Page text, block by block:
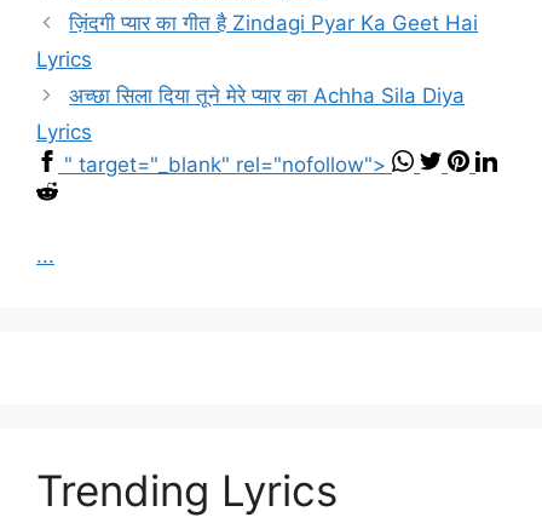
ज़िंदगी प्यार का गीत है Zindagi Pyar Ka Geet Hai
Lyrics
अच्छा सिला दिया तूने मेरे प्यार का Achha Sila Diya
Lyrics
" target="_blank" rel="nofollow">
...
Trending Lyrics